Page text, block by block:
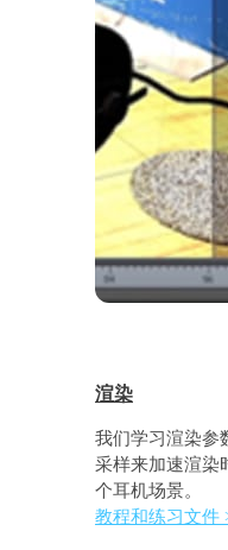
渲染
我们学习渲染参
采样来加速渲染
个耳机场景。
教程和练习文件